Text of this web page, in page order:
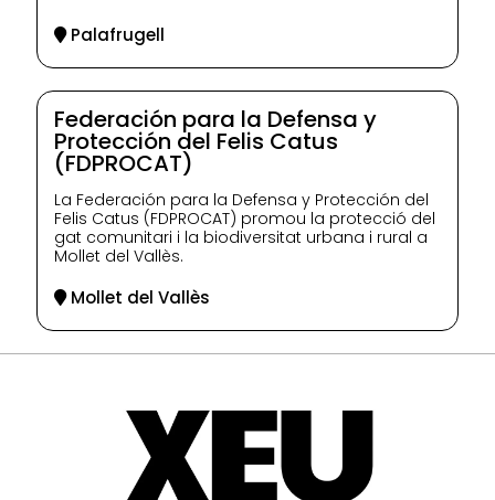
Palafrugell
Federación para la Defensa y
Protección del Felis Catus
(FDPROCAT)
La Federación para la Defensa y Protección del
Felis Catus (FDPROCAT) promou la protecció del
gat comunitari i la biodiversitat urbana i rural a
Mollet del Vallès.
Mollet del Vallès